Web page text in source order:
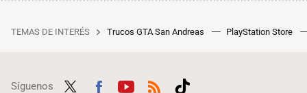
TEMAS DE INTERÉS Trucos GTA San Andreas PlayStation Store
Síguenos